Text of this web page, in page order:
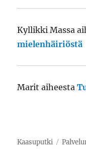
Kyllikki Massa
mielenhäiriöstä
Marit aiheesta
Kaasuputki